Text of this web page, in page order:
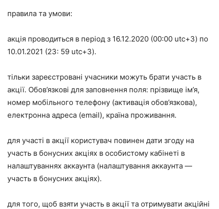
правила та умови:
акція проводиться в період з 16.12.2020 (00:00 utc+3) по
10.01.2021 (23: 59 utc+3).
тільки зареєстровані учасники можуть брати участь в
акції. Обов’язкові для заповнення поля: прізвище ім’я,
номер мобільного телефону (активація обов’язкова),
електронна адреса (email), країна проживання.
для участі в акції користувач повинен дати згоду на
участь в бонусних акціях в особистому кабінеті в
налаштуваннях аккаунта (налаштування аккаунта —
участь в бонусних акціях).
для того, щоб взяти участь в акції та отримувати акційні